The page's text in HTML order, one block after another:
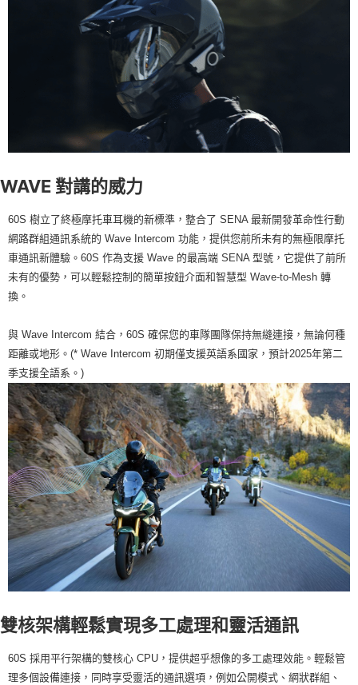
WAVE 對講的威力
60S 樹立了終極摩托車耳機的新標準，整合了 SENA 最新開發革命性行動
網路群組通訊系統的 Wave Intercom 功能，提供您前所未有的無極限摩托
車通訊新體驗。60S 作為支援 Wave 的最高端 SENA 型號，它提供了前所
未有的優勢，可以輕鬆控制的簡單按鈕介面和智慧型 Wave-to-Mesh 轉
換。
與 Wave Intercom 結合，60S 確保您的車隊團隊保持無縫連接，無論何種
距離或地形。(* Wave Intercom 初期僅支援英語系國家，預計2025年第二
季支援全語系。)
雙核架構輕鬆實現多工處理和靈活通訊
60S 採用平行架構的雙核心 CPU，提供超乎想像的多工處理效能。輕鬆管
理多個設備連接，同時享受靈活的通訊選項，例如公開模式、網狀群組、